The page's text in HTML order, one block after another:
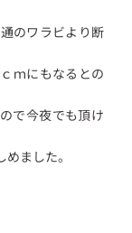
のワラビより断
ｍにもなるとの
で今夜でも頂け
ました。